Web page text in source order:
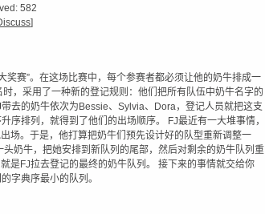
582
]
赛”。在这场比赛中，每个参赛者都必须让他的奶牛排成一
，采用了一种新的登记规则：他们把所有队伍中奶牛名字的
去的奶牛依次为Bessie、Sylvia、Dora，登记人员就把这支
序排列，就得到了他们的出场顺序。 FJ最近有一大堆事情，
场。于是，他打算把奶牛们预先设计好的队型重新调整一
奶牛，把她安排到新队列的尾部，然后对剩余的奶牛队列重
是FJ拉去登记的最终的奶牛队列。 接下来的事情就交给你
字典序最小的队列。